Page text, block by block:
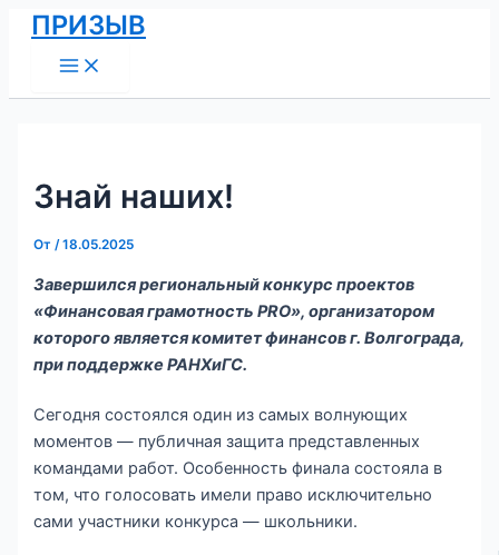
Перейти
содержимому
ПРИЗЫВ
Menu
Знай наших!
От/18.05.2025
Завершился региональный конкурс проектов
«Финансовая грамотность PRO», организатором
которого является комитет финансов г. Волгограда,
при поддержке РАНХиГС.
Сегодня состоялся один из самых волнующих
моментов — публичная защита представленных
командами работ. Особенность финала состояла в
том, что голосовать имели право исключительно
сами участники конкурса — школьники.
Навигация
по
записям